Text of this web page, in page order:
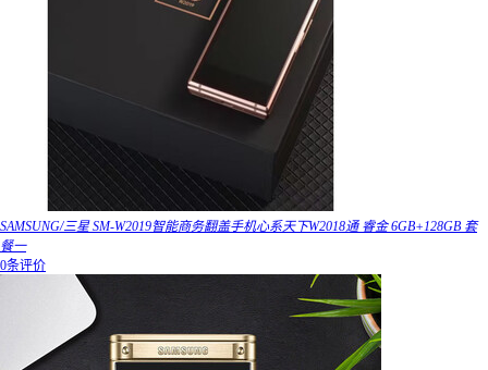
SAMSUNG/三星 SM-W2019智能商务翻盖手机心系天下W2018通 睿金 6GB+128GB 套
餐一
0条评价